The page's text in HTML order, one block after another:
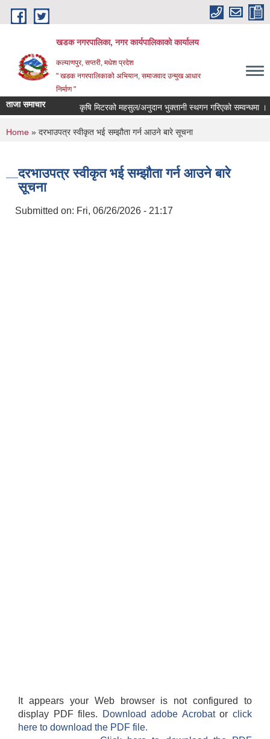
Skip to main content
खडक नगरपालिका, नगर कार्यपालिकाकाे कार्यालय
कल्याणपुर, सप्तरी, मधेश प्रदेश
" खडक नगरपालिकाको अभियान, समाजवाद उन्मुख आधार
निर्माण "
ताजा समाचार कृषि मिटरको महसुल/अनुदान भुक्तानी स्थगन गरिएको सम्वन्धमा ।।।
You are here
Home » दरभाउपत्र स्वीकृत भई सम्झौता गर्न आउने बारे सूचना
दरभाउपत्र स्वीकृत भई सम्झौता गर्न आउने बारे
सूचना
Submitted on: Fri, 06/26/2026 - 21:17
It appears your Web browser is not configured to
display PDF files.
Download adobe Acrobatorclick
here to download the PDF file.